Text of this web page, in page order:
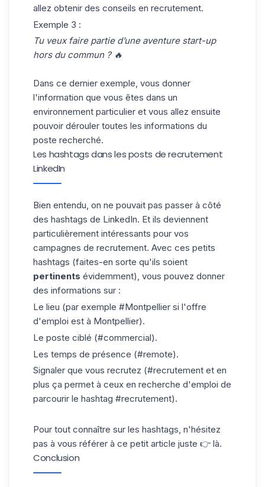
allez obtenir des conseils en recrutement.
Exemple 3 :
Tu veux faire partie d’une aventure start-up
hors du commun ? 🔥
Dans ce dernier exemple, vous donner
l'information que vous êtes dans un
environnement particulier et vous allez ensuite
pouvoir dérouler toutes les informations du
poste recherché.
Les hashtags dans les posts de recrutement
LinkedIn
Bien entendu, on ne pouvait pas passer à côté
des hashtags de LinkedIn. Et ils deviennent
particulièrement intéressants pour vos
campagnes de recrutement. Avec ces petits
hashtags (faites-en sorte qu'ils soient
pertinents évidemment), vous pouvez donner
des informations sur :
Le lieu (par exemple #Montpellier si l'offre
d'emploi est à Montpellier).
Le poste ciblé (#commercial).
Les temps de présence (#remote).
Signaler que vous recrutez (#recrutement et en
plus ça permet à ceux en recherche d'emploi de
parcourir le hashtag #recrutement).
Pour tout connaître sur les hashtags, n'hésitez
pas à vous référer à ce petit article juste 👉 là.
Conclusion